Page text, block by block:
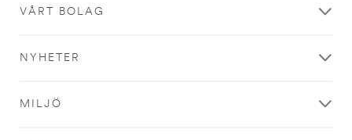
VÅRT BOLAG
NYHETER
MILJÖ